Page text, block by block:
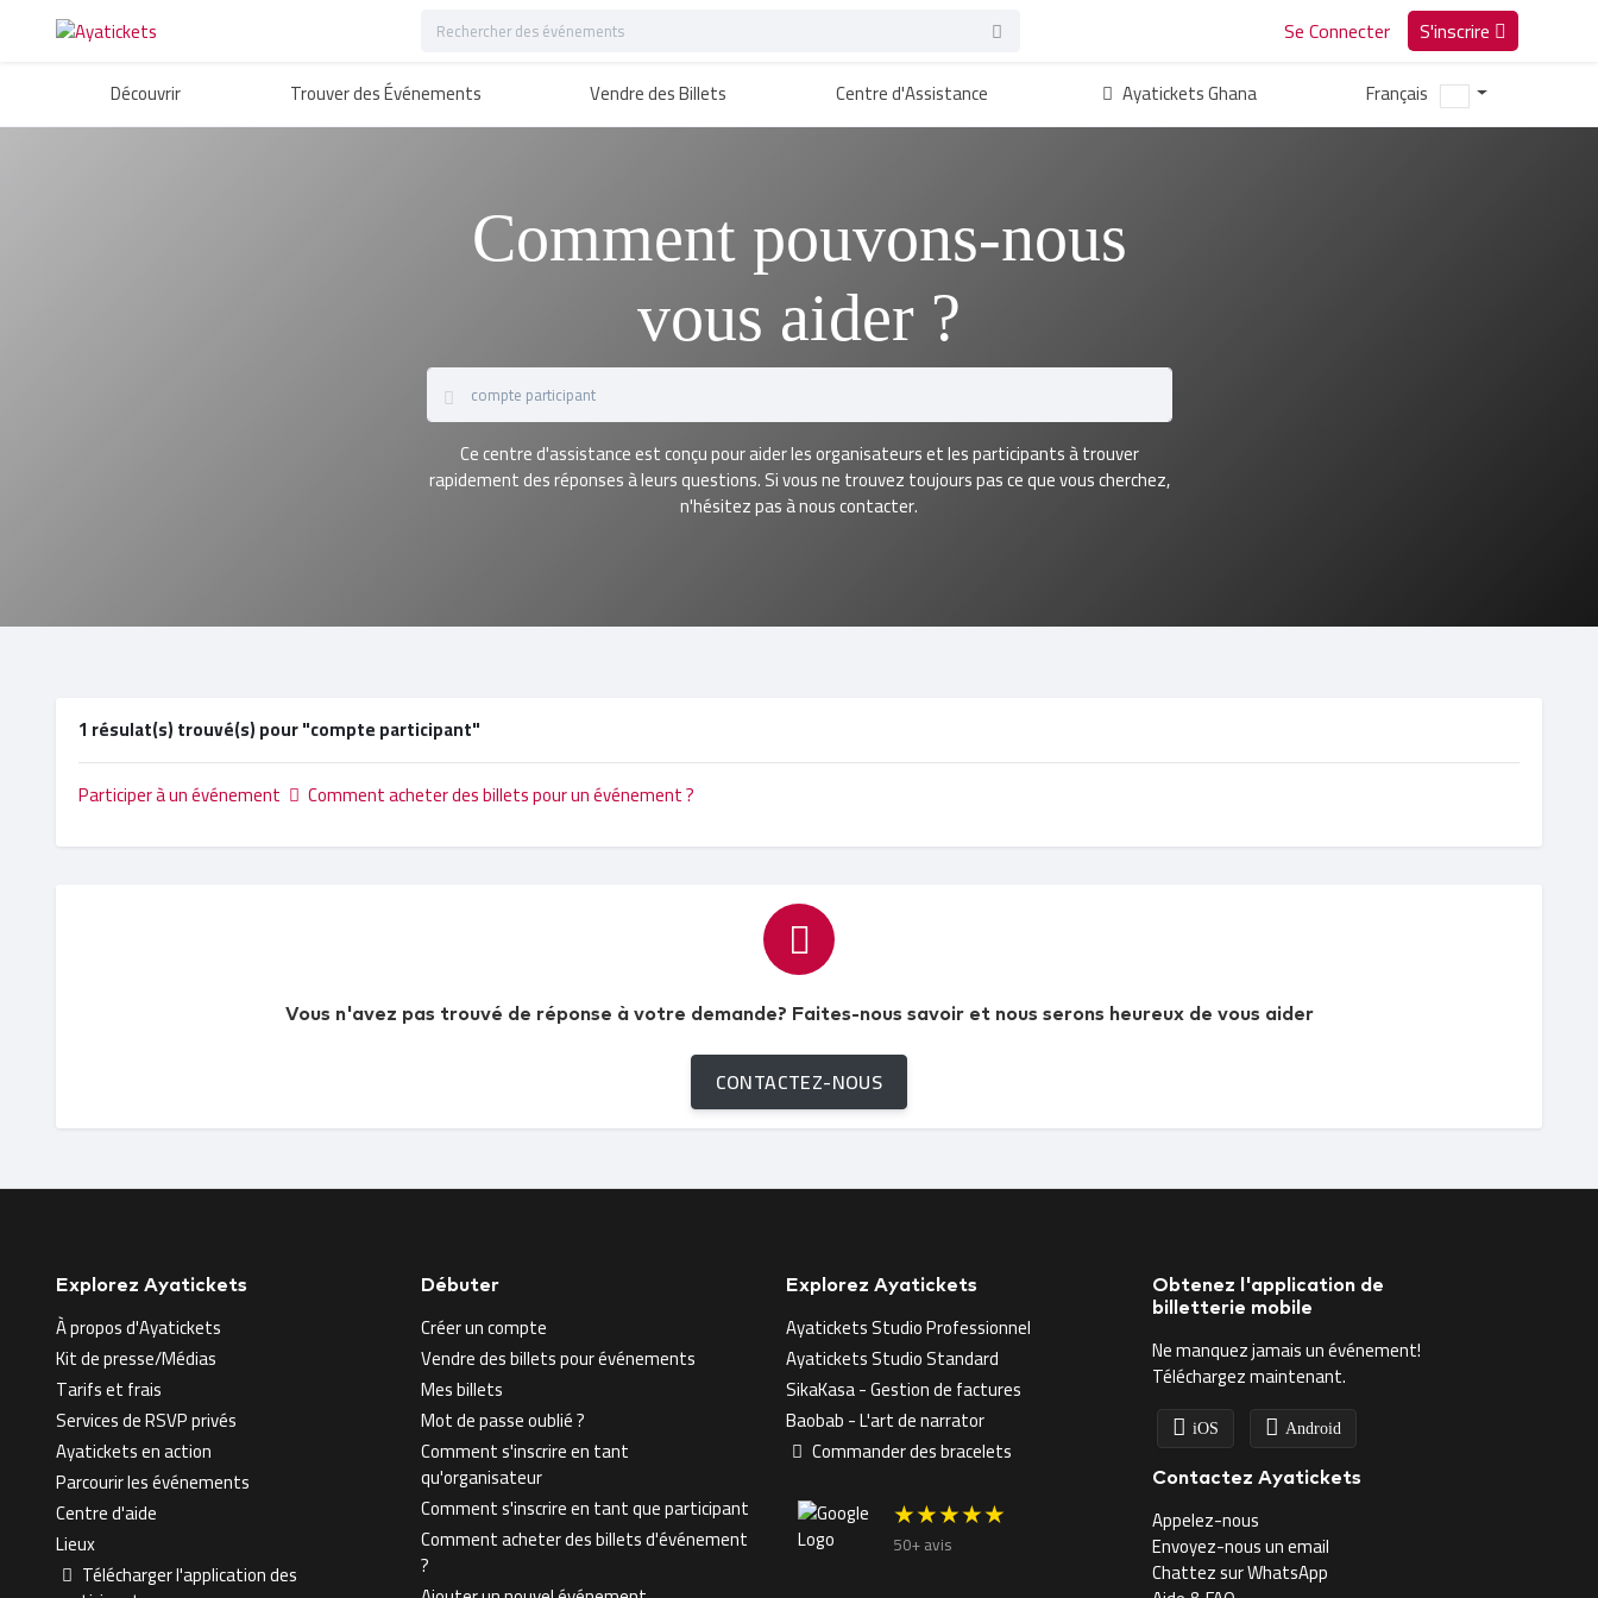
Se Connecter S'inscrire
Découvrir Trouver des Événements Vendre des Billets Centre d'Assistance Ayatickets Ghana Français
Comment pouvons-nous
vous aider ?
Ce centre d'assistance est conçu pour aider les organisateurs et les participants à trouver
rapidement des réponses à leurs questions. Si vous ne trouvez toujours pas ce que vous cherchez,
n'hésitez pas à nous contacter.
1 résulat(s) trouvé(s) pour "compte participant"
Participer à un événement
Comment acheter des billets pour un événement ?
Vous n'avez pas trouvé de réponse à votre demande? Faites-nous savoir et nous serons heureux de vous aider
CONTACTEZ-NOUS
Explorez Ayatickets
À propos d'Ayatickets
Kit de presse/Médias
Tarifs et frais
Services de RSVP privés
Ayatickets en action
Parcourir les événements
Centre d'aide
Lieux
Télécharger l'application des
Débuter
Créer un compte
Vendre des billets pour événements
Mes billets
Mot de passe oublié ?
Comment s'inscrire en tant
qu'organisateur
Comment s'inscrire en tant que participant
Comment acheter des billets d'événement
?
Explorez Ayatickets
Ayatickets Studio Professionnel
Ayatickets Studio Standard
SikaKasa - Gestion de factures
Baobab - L'art de narrator
Commander des bracelets
★★★★★
50+ avis
Obtenez l'application de
billetterie mobile
Ne manquez jamais un événement!
Téléchargez maintenant.
iOS Android
Contactez Ayatickets
Appelez-nous
Envoyez-nous un email
Chattez sur WhatsApp